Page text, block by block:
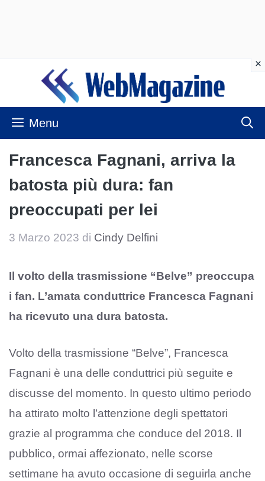
contenuto
Menu
Francesca Fagnani, arriva la
batosta più dura: fan
preoccupati per lei
3 Marzo 2023 di Cindy Delfini
Il volto della trasmissione “Belve” preoccupa
i fan. L’amata conduttrice Francesca Fagnani
ha ricevuto una dura batosta.
Volto della trasmissione “Belve”, Francesca
Fagnani è una delle conduttrici più seguite e
discusse del momento. In questo ultimo periodo
ha attirato molto l’attenzione degli spettatori
grazie al programma che conduce del 2018. Il
pubblico, ormai affezionato, nelle scorse
settimane ha avuto occasione di seguirla anche